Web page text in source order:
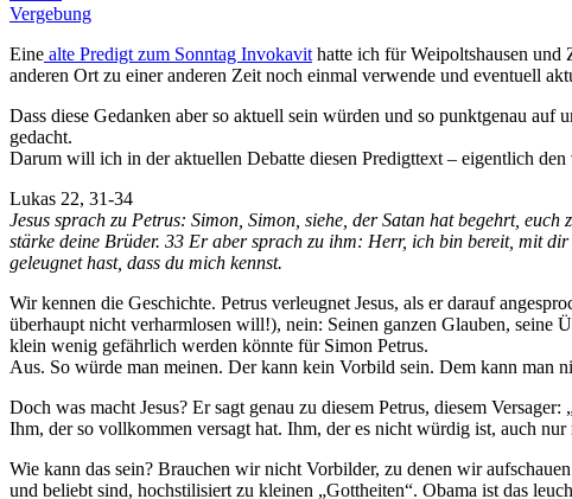
Vergebung
Eine alte Predigt zum Sonntag Invokavit hatte ich für Weipoltshausen und
anderen Ort zu einer anderen Zeit noch einmal verwende und eventuell
Dass diese Gedanken aber so aktuell sein würden und so punktgenau
gedacht.
Darum will ich in der aktuellen Debatte diesen Predigttext – eigentlich
Lukas 22, 31-34
Jesus sprach zu Petrus: Simon, Simon, siehe, der Satan hat begehrt,
stärke deine Brüder. 33 Er aber sprach zu ihm: Herr, ich bin bereit, mit
geleugnet hast, dass du mich kennst.
Wir kennen die Geschichte. Petrus verleugnet Jesus, als er darauf
überhaupt nicht verharmlosen will!), nein: Seinen ganzen Glauben, seine
klein wenig gefährlich werden könnte für Simon Petrus.
Aus. So würde man meinen. Der kann kein Vorbild sein. Dem kann man
Doch was macht Jesus? Er sagt genau zu diesem Petrus, diesem
Ihm, der so vollkommen versagt hat. Ihm, der es nicht würdig ist, auch
Wie kann das sein? Brauchen wir nicht Vorbilder, zu denen wir
und beliebt sind, hochstilisiert zu kleinen „Gottheiten“. Obama ist das